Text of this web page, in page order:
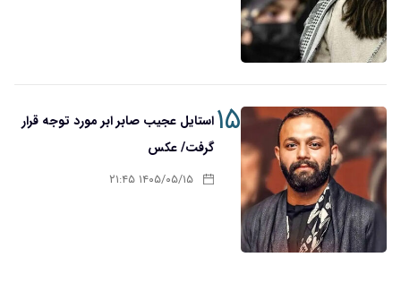
۱۵استایل عجیب صابر ابر مورد توجه قرار
گرفت/ عکس
۱۴۰۵/۰۵/۱۵ ۲۱:۴۵